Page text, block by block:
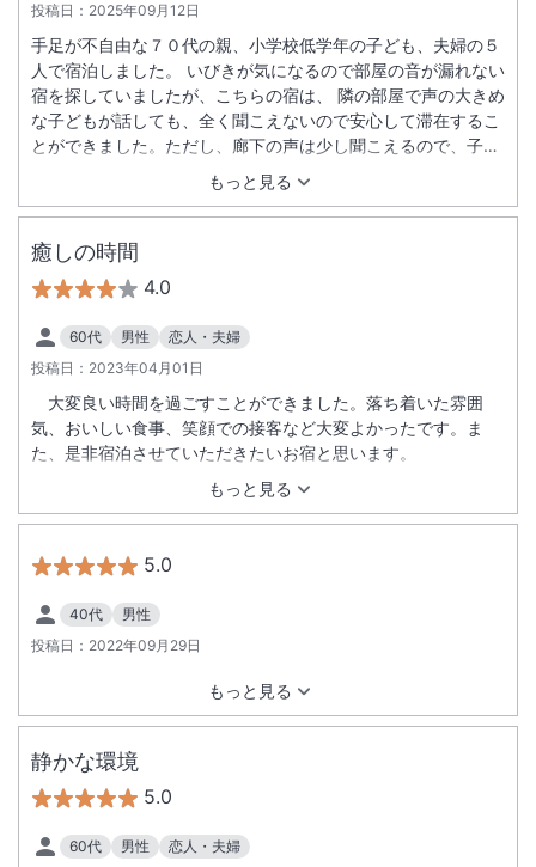
投稿日： 2025年09月12日
もっと見る
手足が不自由な７０代の親、小学校低学年の子ども、夫婦の５
人で宿泊しました。 いびきが気になるので部屋の音が漏れない
宿を探していましたが、こちらの宿は、 隣の部屋で声の大きめ
な子どもが話しても、全く聞こえないので安心して滞在するこ
とができました。ただし、廊下の声は少し聞こえるので、子ど
もにも廊下では声を小さくするよう注意しました。 スタッフの
方々も本当に皆さん、適度な距離感で、必要な時に必要な親切
をくださて、気持ちよかったです。 大きくて派手な感じではあ
りませんが、こじんまりとした中で、宿泊客の快適さを追求し
たくさん食べる若い人には少し量は足りないかもしれません。
親の体を考えると、もう家族での宿泊は最後かもしれないと考
えながらの宿泊でした。 家族みんなが大満足で、とても良い時
間を過ごすことができました。
癒しの時間
4.0
60代 男性
恋人・夫婦
投稿日： 2023年04月01日
もっと見る
大変良い時間を過ごすことができました。落ち着いた雰囲
気、おいしい食事、笑顔での接客など大変よかったです。ま
た、是非宿泊させていただきたいお宿と思います。
5.0
40代
男性
投稿日： 2022年09月29日
もっと見る
静かな環境
5.0
60代 男性
恋人・夫婦